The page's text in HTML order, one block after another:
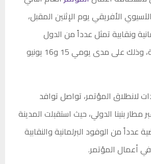
الأفريقي يوم الإثنين المقبل،
ونقابية تمثل عدداً من الدول
الآسيوية والأفريقية، وذلك على مدى يومي 15 و16 يونيو
لانطلاق المؤتمر، تواصل توافد
مطار بنينا الدولي، حيث استقبلت المدينة
عدداً من الوفود البرلمانية والنقابية
أعمال المؤتمر.